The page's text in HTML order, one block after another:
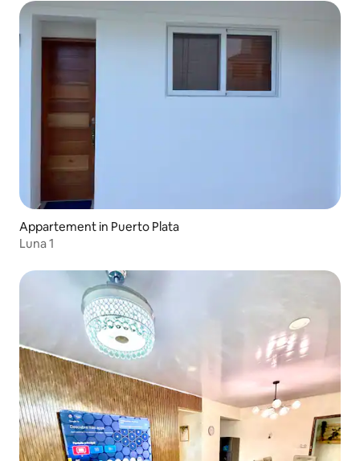
Appartement in Puerto Plata
Luna 1